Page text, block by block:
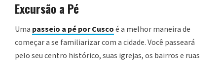
Excursão a Pé
Uma passeio a pé por Cusco é a melhor maneira de
começar a se familiarizar com a cidade. Você passeará
pelo seu centro histórico, suas igrejas, os bairros e ruas